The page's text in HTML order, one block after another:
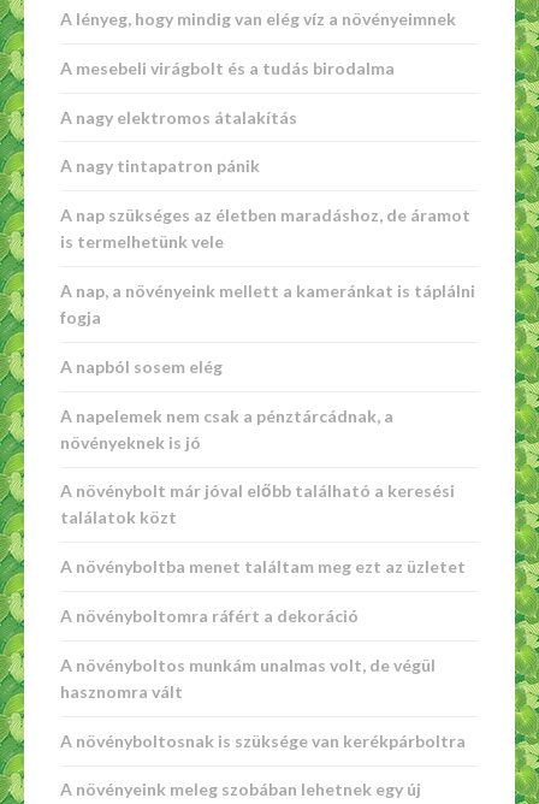
A lényeg, hogy mindig van elég víz a növényeimnek
A mesebeli virágbolt és a tudás birodalma
A nagy elektromos átalakítás
A nagy tintapatron pánik
A nap szükséges az életben maradáshoz, de áramot
is termelhetünk vele
A nap, a növényeink mellett a kameránkat is táplálni
fogja
A napból sosem elég
A napelemek nem csak a pénztárcádnak, a
növényeknek is jó
A növénybolt már jóval előbb található a keresési
találatok közt
A növényboltba menet találtam meg ezt az üzletet
A növényboltomra ráfért a dekoráció
A növényboltos munkám unalmas volt, de végül
hasznomra vált
A növényboltosnak is szüksége van kerékpárboltra
A növényeink meleg szobában lehetnek egy új